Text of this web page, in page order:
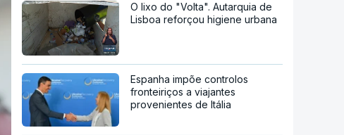
O lixo do "Volta". Autarquia de
Lisboa reforçou higiene urbana
Espanha impõe controlos
fronteiriços a viajantes
provenientes de Itália